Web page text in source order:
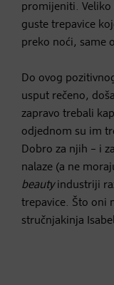
promijeniti. Veliko
guste trepavice
preko noći, same
Do ovog
usput rečeno,
zapravo trebali
odjednom su im
Dobro za njih – i
nalaze (a ne
beautyindustriji
trepavice. Što oni
stručnjakinja